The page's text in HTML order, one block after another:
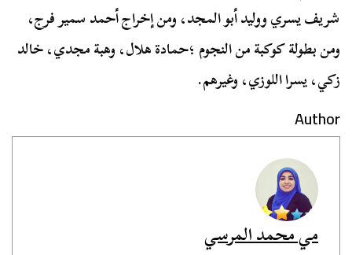
شريف يسري ووليد أبو المجد، ومن إخراج أحمد سمير فرج،
ومن بطولة كوكبة من النجوم ؛حمادة هلال، وهبة مجدي، خالد
زكي، يسرا اللوزي، وغيرهم.
Author
مي محمد المرسي